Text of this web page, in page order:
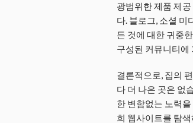
광범위한 제품 제
다. 블로그, 소셜 미
든 것에 대한 귀중
구성된 커뮤니티에
결론적으로, 집의
다 더 나은 곳은 없
한 변함없는 노력
희 웹사이트를 탐